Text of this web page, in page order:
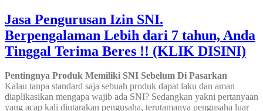
Jasa Pengurusan Izin SNI.
Berpengalaman Lebih dari 7 tahun, Anda
Tinggal Terima Beres !! (KLIK DISINI)
Pentingnya Produk Memiliki SNI Sebelum Di Pasarkan
Kalau tanpa standard saja sebuah produk dapat laku dan aman
diaplikasikan mengapa wajib ada SNI? Sedangkan yakni pertanyaan
yang acap kali diutarakan pengusaha, terutamanya pengusaha luar